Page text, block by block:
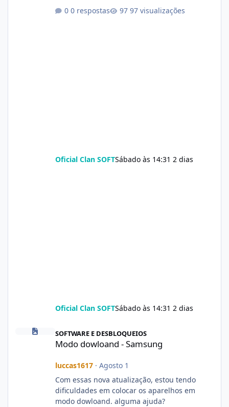
0 respostas
97 visualizações
Oficial Clan SOFTSábado às 14:31 2 dias
Oficial Clan SOFTSábado às 14:31 2 dias
Modo dowloand - Samsung
SOFTWARE E DESBLOQUEIOS
Modo dowloand - Samsung
luccas1617· Agosto 1
Com essas nova atualização, estou tendo
dificuldades em colocar os aparelhos em
modo dowloand. alguma ajuda?